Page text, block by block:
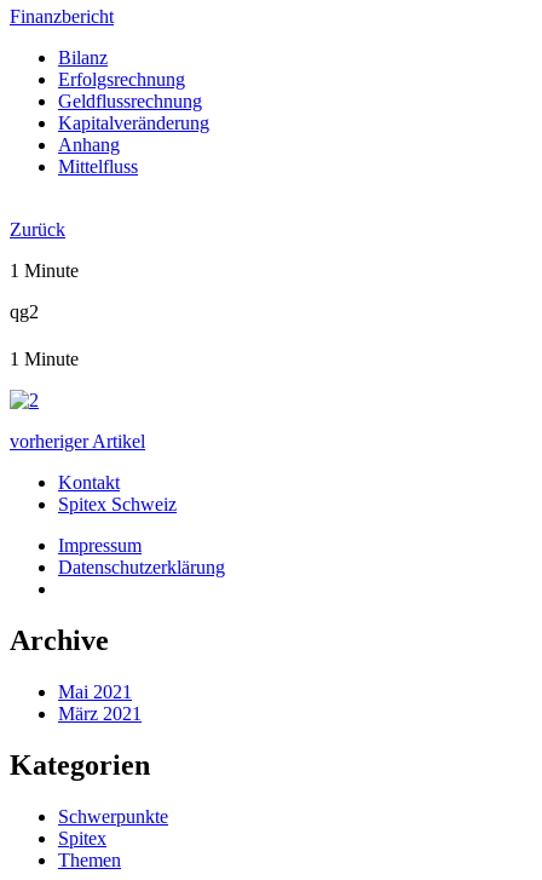
Finanzbericht
Bilanz
Erfolgs­rechnung
Geldfluss­rechnung
Kapital­veränderung
Anhang
Mittelfluss
Zurück
1 Minute
qg2
1 Minute
vorheriger Artikel
Kontakt
Spitex Schweiz
Impressum
Datenschutzerklärung
Archive
Mai 2021
März 2021
Kategorien
Schwerpunkte
Spitex
Themen